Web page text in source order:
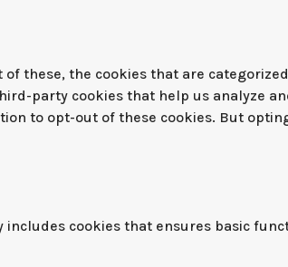
these, the cookies that are
party cookies that help us analyze
to opt-out of these cookies. But
cookies that ensures basic